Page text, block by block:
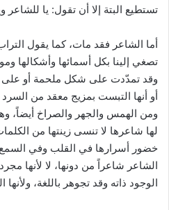
تستطيع البتة إلا أن تقول: يا للشاعر
أما الشاعر فقد مات، كما يقول
تصغي إلينا بكل أسمائها وأشكالها
وقد تمدّدت على شكل ملحمة أو على
أو أنها التبست بمزيج معقد من
ومن الهمس والجهر والصراخ أيضاً،
لها شاعرها لا تنسى زينتها من
خضور أسرارها في القلب وفي
الشاعر شاعراً من دونها، لا لأنها
الوجود ذاته وقد تجوهر باللغة،